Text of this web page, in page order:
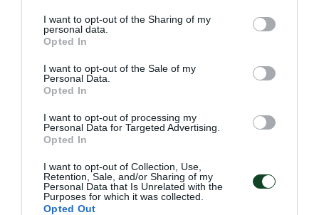
not limited to your visit or usage behaviour. You may click to
grant or deny consent to Google and its third-party tags to
use your data for below specified purposes in below Google
consent section.
I want to opt-out of the Sharing of my
personal data.
Opted In
I want to opt-out of the Sale of my
Personal Data.
Opted In
I want to opt-out of processing my
Personal Data for Targeted Advertising.
Opted In
I want to opt-out of Collection, Use,
Retention, Sale, and/or Sharing of my
Personal Data that Is Unrelated with the
Purposes for which it was collected.
Opted Out
Ατρείδης, Δουπάτσης, Αντωνιάδης, Κάμτσης,
Γεωργιάδης, Μαυρόπουλος, Ιντρίζι, Χαρούπας,
Παναθηναϊκός:
Δημακόπουλος (46′ Χαντζάρας), Λάβδας, Βύντρα,
Θεοχάρης, Τερζής (88′ Τάσιος), Ζέκα, Σώκος (60′
(84′ Καλοσκάμης)